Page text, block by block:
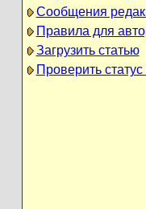
Сообщения
Правила для
Загрузить статью
Проверить статус